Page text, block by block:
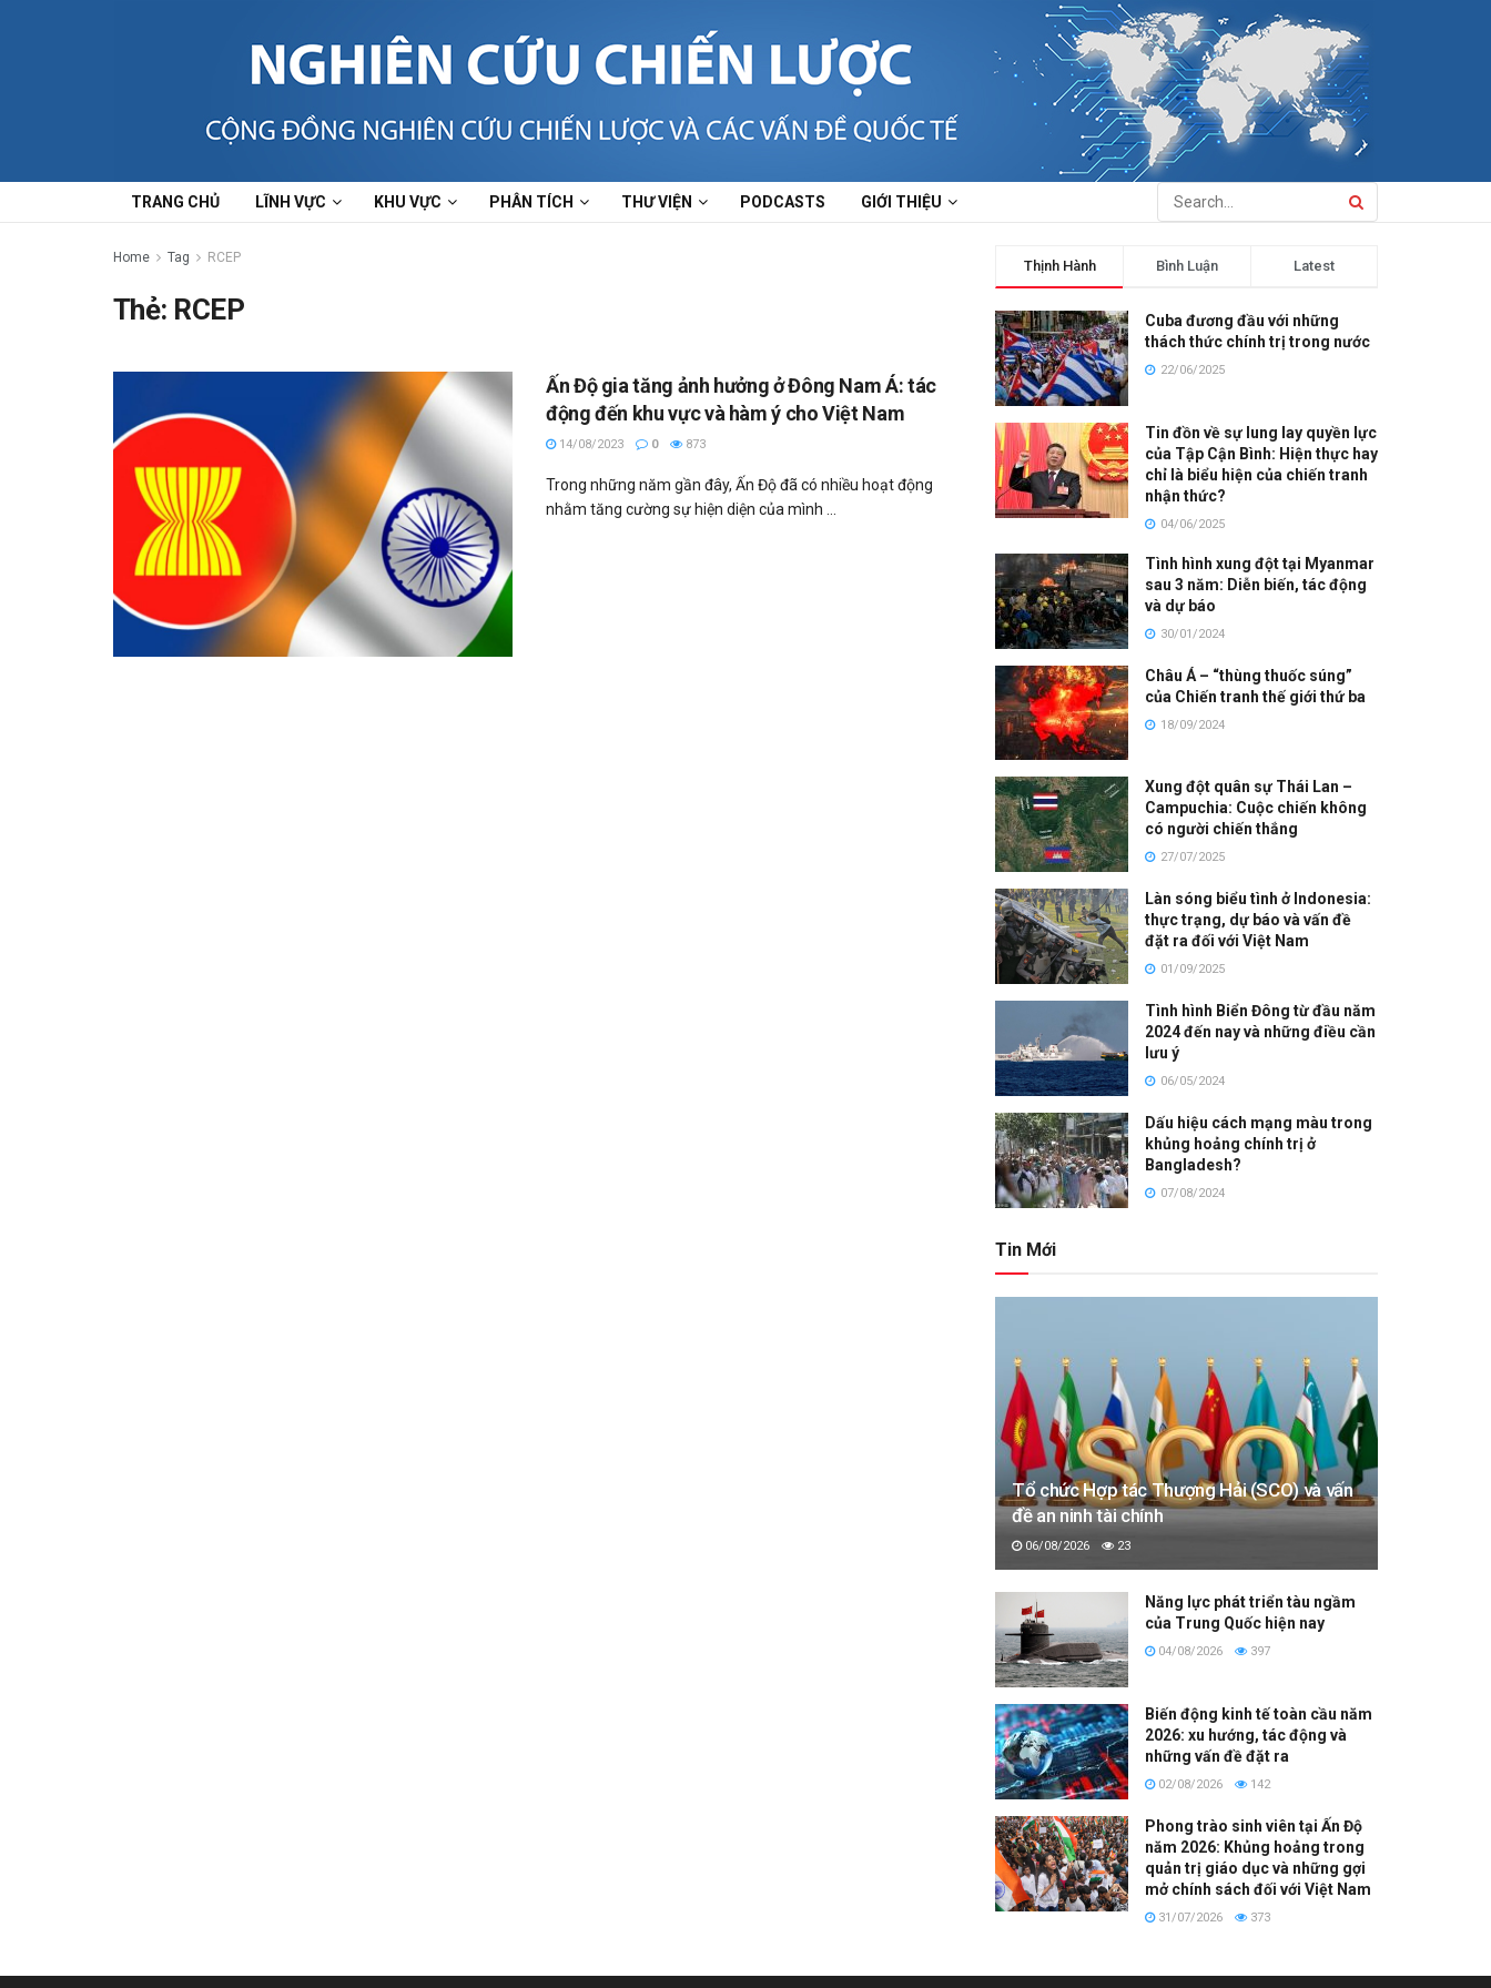
TRANG CHỦ LĨNH VỰC KHU VỰC PHÂN TÍCH THƯ VIỆN PODCASTS GIỚI THIỆU
Home Tag RCEP
Thẻ: RCEP
Ấn Độ gia tăng ảnh hưởng ở Đông Nam Á: tác
động đến khu vực và hàm ý cho Việt Nam
14/08/2023 0 873
Trong những năm gần đây, Ấn Độ đã có nhiều hoạt động
nhằm tăng cường sự hiện diện của mình ...
Thịnh Hành Bình Luận Latest
Cuba đương đầu với những
thách thức chính trị trong nước
22/06/2025
Tin đồn về sự lung lay quyền lực
của Tập Cận Bình: Hiện thực hay
chỉ là biểu hiện của chiến tranh
nhận thức?
04/06/2025
Tình hình xung đột tại Myanmar
sau 3 năm: Diễn biến, tác động
và dự báo
30/01/2024
Châu Á – “thùng thuốc súng”
của Chiến tranh thế giới thứ ba
18/09/2024
Xung đột quân sự Thái Lan –
Campuchia: Cuộc chiến không
có người chiến thắng
27/07/2025
Làn sóng biểu tình ở Indonesia:
thực trạng, dự báo và vấn đề
đặt ra đối với Việt Nam
01/09/2025
Tình hình Biển Đông từ đầu năm
2024 đến nay và những điều cần
lưu ý
06/05/2024
Dấu hiệu cách mạng màu trong
khủng hoảng chính trị ở
Bangladesh?
07/08/2024
Tin Mới
Tổ chức Hợp tác Thượng Hải (SCO) và vấn
đề an ninh tài chính
06/08/2026 23
Năng lực phát triển tàu ngầm
của Trung Quốc hiện nay
04/08/2026 397
Biến động kinh tế toàn cầu năm
2026: xu hướng, tác động và
những vấn đề đặt ra
02/08/2026 142
Phong trào sinh viên tại Ấn Độ
năm 2026: Khủng hoảng trong
quản trị giáo dục và những gợi
mở chính sách đối với Việt Nam
31/07/2026 373